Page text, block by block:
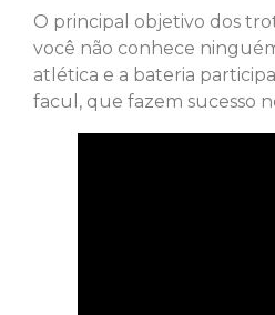
O principal objetivo dos
você não conhece
atlética e a bateria
facul, que fazem sucesso